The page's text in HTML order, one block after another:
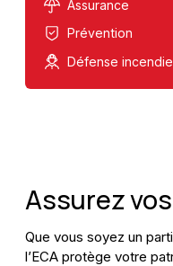
Assurance
Prévention
Défense
Assurez
Que vous soyez un
l’ECA protège votre